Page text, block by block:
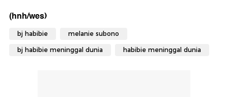
(hnh/wes)
bj habibie melanie subono
bj habibie meninggal dunia habibie meninggal dunia